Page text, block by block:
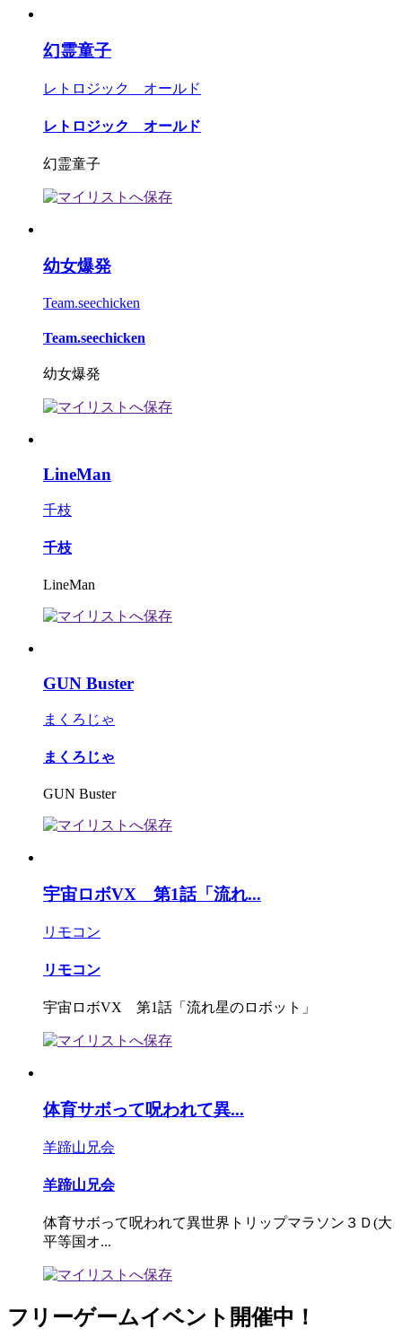
幻霊童子
レトロジック オールド
レトロジック オールド
幻霊童子
幼女爆発
Team.seechicken
Team.seechicken
幼女爆発
LineMan
千枝
千枝
LineMan
GUN Buster
まくろじゃ
まくろじゃ
GUN Buster
宇宙ロボVX 第1話「流れ...
リモコン
リモコン
宇宙ロボVX 第1話「流れ星のロボット」
体育サボって呪われて異...
羊蹄山兄会
羊蹄山兄会
体育サボって呪われて異世界トリップマラソン３Ｄ(大
平等国オ...
フリーゲームイベント開催中！